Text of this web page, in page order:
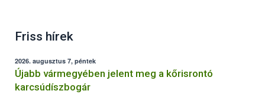
Friss hírek
2026. augusztus 7, péntek
Újabb vármegyében jelent meg a kőrisrontó
karcsúdíszbogár